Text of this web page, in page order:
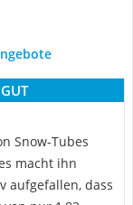
Snow-Tubes
macht ihn
aufgefallen, dass